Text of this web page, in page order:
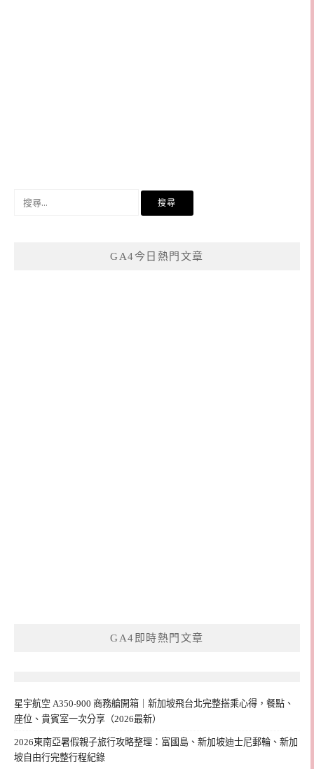
GA4今日熱門文章
GA4即時熱門文章
星宇航空 A350-900 商務艙開箱｜新加坡飛台北完整搭乘心得，餐點、
座位、貴賓室一次分享（2026最新）
2026東南亞暑假親子旅行攻略整理：富國島、新加坡迪士尼郵輪、新加
坡自由行完整行程紀錄